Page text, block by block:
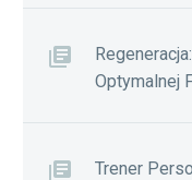
Optymalnej
Trener